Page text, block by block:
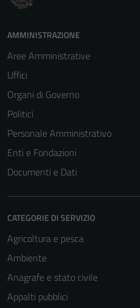
AMMINISTRAZIONE
Aree Amministrative
Uffici
Organi di Governo
Politici
Personale Amministrativo
Enti e Fondazioni
Documenti e Dati
CATEGORIE DI SERVIZIO
Agricoltura e pesca
Ambiente
Anagrafe e stato civile
Appalti pubblici